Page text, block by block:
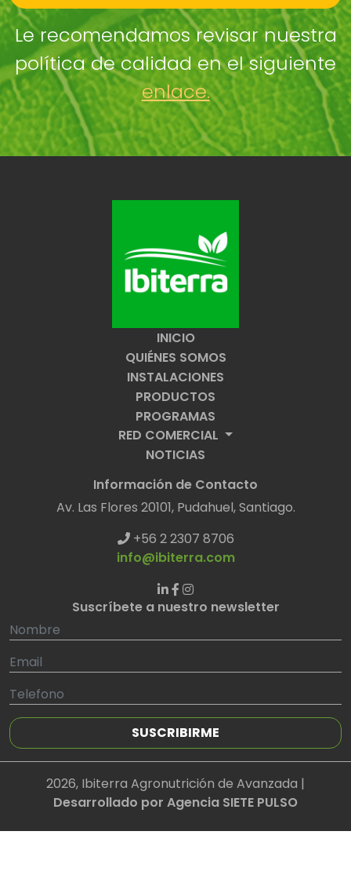
Le recomendamos revisar nuestra
política de calidad en el siguiente
enlace.
INICIO
QUIÉNES SOMOS
INSTALACIONES
PRODUCTOS
PROGRAMAS
RED COMERCIAL
NOTICIAS
Información de Contacto
Av. Las Flores 20101, Pudahuel, Santiago.
+56 2 2307 8706
info@ibiterra.com
Suscríbete a nuestro newsletter
SUSCRIBIRME
2026, Ibiterra Agronutrición de Avanzada |
Desarrollado por Agencia SIETE PULSO